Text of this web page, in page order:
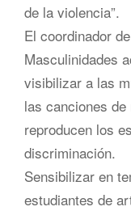
de la violencia”.
El coordinador
Masculinidades
visibilizar a las
las canciones
reproducen los
discriminación.
Sensibilizar en
estudiantes de